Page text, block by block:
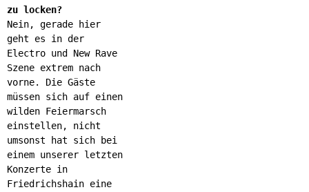
zu locken?
Nein, gerade hier
geht es in der
Electro und New Rave
Szene extrem nach
vorne. Die Gäste
müssen sich auf einen
wilden Feiermarsch
einstellen, nicht
umsonst hat sich bei
einem unserer letzten
Konzerte in
Friedrichshain eine